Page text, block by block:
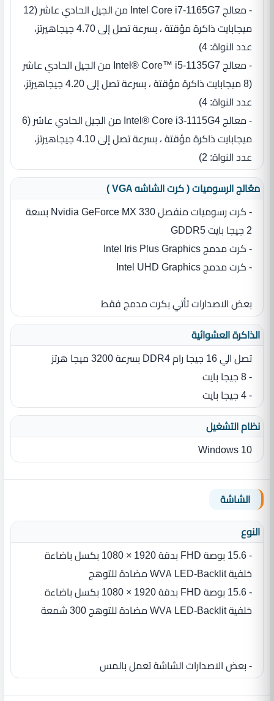
- معالج Intel Core i7-1165G7 من الجيل الحادي عاشر ‏(‏12
ميجابايت ذاكرة مؤقتة ، بسرعة تصل إلى 4.70 جيجاهيرتز،
عدد النواة‏:‏ 4‏)‏
- معالج Intel® Core™ i5-1135G7 من الجيل الحادي عاشر
‏(‏8 ميجابايت ذاكرة مؤقتة ، بسرعة تصل إلى 4.20 جيجاهيرتز،
عدد النواة‏:‏ 4‏)‏
- معالج Intel® Core i3-1115G4 من الجيل الحادي عاشر ‏(‏6
ميجابايت ذاكرة مؤقتة ، بسرعة تصل إلى 4.10 جيجاهيرتز،
عدد النواة‏:‏ 2‏)‏
معُالج الرسوميات ( كرت الشاشه VGA )
- كرت رسوميات منفصل Nvidia GeForce MX 330 بسعة
2 جيجا بايت GDDR5
- كرت مدمج Intel Iris Plus Graphics
- كرت مدمج Intel UHD Graphics
بعض الاصدارات تأتي بكرت مدمج فقط
الذاكرة العشوائية
تصل الي 16 جيجا رام DDR4 بسرعة 3200 ميجا هرتز
- 8 جيجا بايت
- 4 جيجا بايت
نظام التشغيل
Windows 10
الشاشة
النوع
- 15.6 بوصة FHD بدقة 1920 × 1080 بكسل باضاءة
خلفية WVA LED-Backlit مضادة للتوهج
- 15.6 بوصة FHD بدقة 1920 × 1080 بكسل باضاءة
خلفية WVA LED-Backlit مضادة للتوهج 300 شمعة
- بعض الاصدارات الشاشة تعمل بالمس